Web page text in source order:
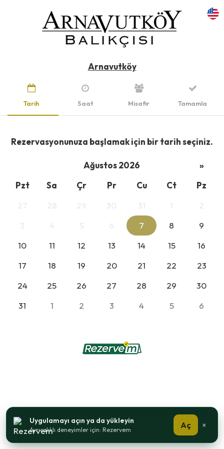
Arnavutköy
Tarih Saat Misafir Tamamla
Rezervasyonunuza başlamak için bir tarih seçiniz.
Ağustos 2026
»
Pzt
Sa Çr Pr Cu Ct
Pz
7 8
9
10
11 12 13 14 15
16
17
18 19 20 21 22
23
24
25 26 27 28 29
30
31
1 2 3 4 5 6
Uygulamayı açın ya da yükleyin
Ayrıcalıklı deneyimler için: Rezervem Aç ×